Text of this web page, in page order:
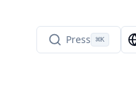
Press ⌘K